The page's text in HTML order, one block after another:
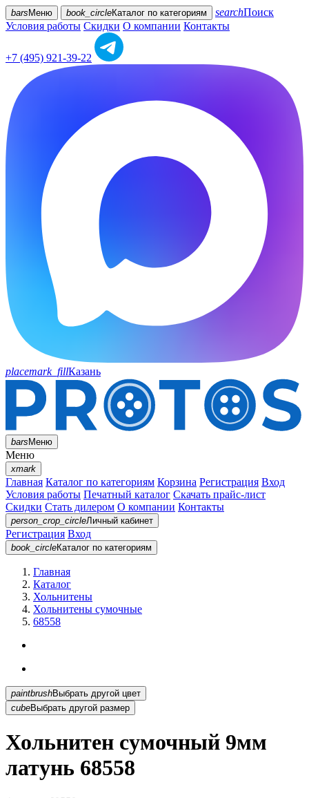
bars Меню book_circleКаталог по категориям searchПоиск
Условия работы Скидки О компании Контакты
+7 (495) 921-39-22
placemark_fillКазань
barsМеню
Меню
xmark
Главная Каталог по категориям Корзина Регистрация Вход
Условия работы Печатный каталог Скачать прайс-лист
Скидки Стать дилером О компании Контакты
person_crop_circleЛичный кабинет
Регистрация Вход
book_circleКаталог по категориям
Главная
Каталог
Хольнитены
Хольнитены сумочные
68558
paintbrush
Выбрать другой цвет
cubeВыбрать другой размер
Хольнитен сумочный 9мм
латунь 68558